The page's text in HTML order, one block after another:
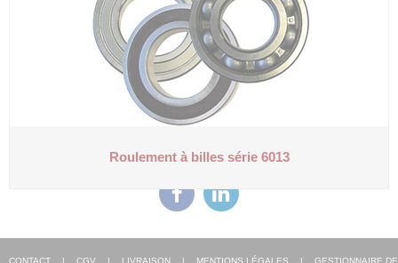
Roulement à billes série 6013
CONTACT | CGV | LIVRAISON | MENTIONS LÉGALES | GESTIONNAIRE DE